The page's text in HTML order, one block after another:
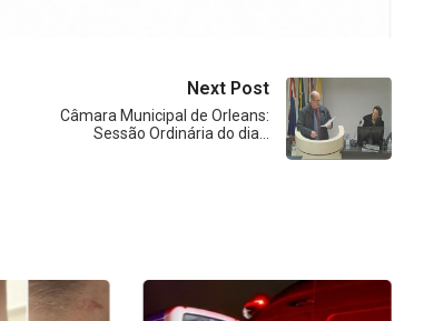
Next Post
Câmara Municipal de Orleans:
Sessão Ordinária do dia…